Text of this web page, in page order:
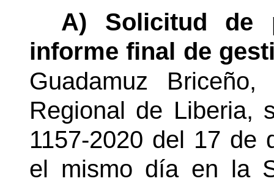
A) Solicitud de
informe final de
Guadamuz
Regional de Liberia,
1157-2020 del 17 de
el mismo día en la